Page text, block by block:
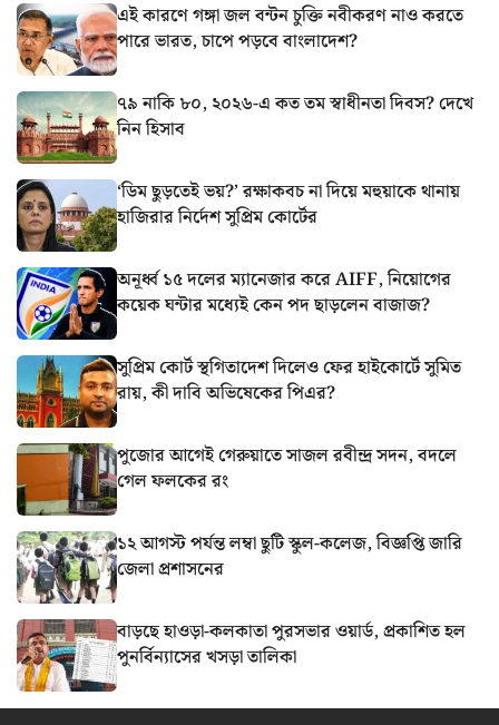
এই কারণে গঙ্গা জল বন্টন চুক্তি নবীকরণ নাও করতে
পারে ভারত, চাপে পড়বে বাংলাদেশ?
৭৯ নাকি ৮০, ২০২৬-এ কত তম স্বাধীনতা দিবস? দেখে
নিন হিসাব
‘ডিম ছুড়তেই ভয়?’ রক্ষাকবচ না দিয়ে মহুয়াকে থানায়
হাজিরার নির্দেশ সুপ্রিম কোর্টের
অনূর্ধ্ব ১৫ দলের ম্যানেজার করে AIFF, নিয়োগের
কয়েক ঘন্টার মধ্যেই কেন পদ ছাড়লেন বাজাজ?
সুপ্রিম কোর্ট স্থগিতাদেশ দিলেও ফের হাইকোর্টে সুমিত
রায়, কী দাবি অভিষেকের পিএর?
পুজোর আগেই গেরুয়াতে সাজল রবীন্দ্র সদন, বদলে
গেল ফলকের রং
১২ আগস্ট পর্যন্ত লম্বা ছুটি স্কুল-কলেজ, বিজ্ঞপ্তি জারি
জেলা প্রশাসনের
বাড়ছে হাওড়া-কলকাতা পুরসভার ওয়ার্ড, প্রকাশিত হল
পুনর্বিন্যাসের খসড়া তালিকা